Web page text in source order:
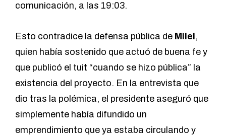
comunicación, a las 19:03.
Esto contradice la defensa pública de Milei,
quien había sostenido que actuó de buena fe y
que publicó el tuit “cuando se hizo pública” la
existencia del proyecto. En la entrevista que
dio tras la polémica, el presidente aseguró que
simplemente había difundido un
emprendimiento que ya estaba circulando y